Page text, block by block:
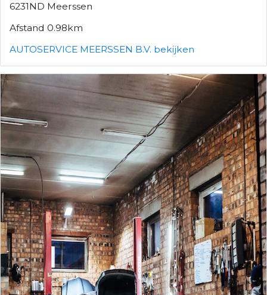
6231ND Meerssen
Afstand 0.98km
AUTOSERVICE MEERSSEN B.V. bekijken